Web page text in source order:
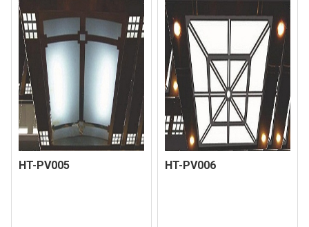
HT-PV005 HT-PV006